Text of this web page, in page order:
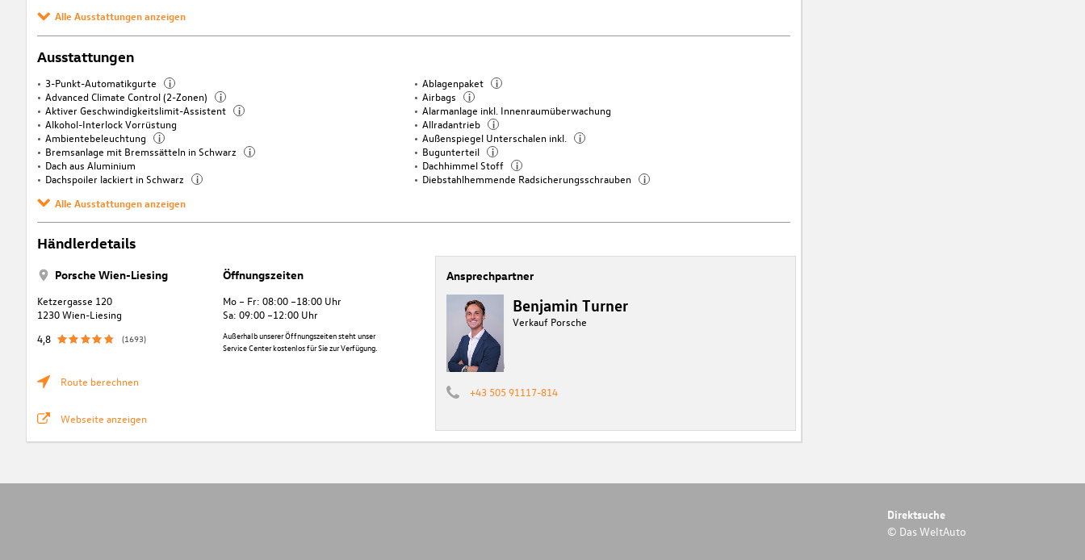
Alle Ausstattungen anzeigen
Ausstattungen
3-Punkt-Automatikgurte i Ablagenpaket i
Advanced Climate Control (2-Zonen) i Airbags i
Aktiver Geschwindigkeitslimit-Assistent i
Alarmanlage inkl. Innenraumüberwachung
Alkohol-Interlock Vorrüstung
Allradantrieb i
Ambientebeleuchtung i Außenspiegel Unterschalen inkl. i
Bremsanlage mit Bremssätteln in Schwarz i Bugunterteil i
Dach aus Aluminium Dachhimmel Stoff i
Dachspoiler lackiert in Schwarz i Diebstahlhemmende Radsicherungsschrauben i
Alle Ausstattungen anzeigen
Händlerdetails
Porsche Wien-Liesing
Ketzergasse 120
1230 Wien-Liesing
4,8
(1693)
Route berechnen
Webseite anzeigen
Öffnungszeiten
Mo – Fr: 08:00 –18:00 Uhr
Sa: 09:00 –12:00 Uhr
Außerhalb unserer Öffnungszeiten steht unser
Service Center kostenlos für Sie zur Verfügung.
Ansprechpartner
Benjamin Turner
Verkauf Porsche
+43 505 91117-814
Direktsuche
© Das WeltAuto